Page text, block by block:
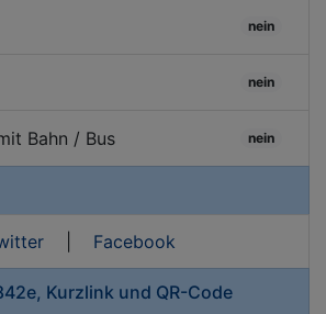
nein
nein
Bahn / Bus nein
| Facebook
Kurzlink und QR-Code